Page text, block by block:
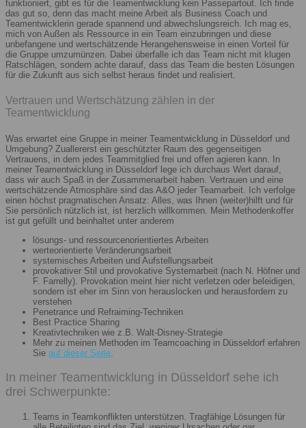
funktioniert, gibt es für die Teamentwicklung kein Passepartout. Ich finde
das gut so, denn das macht meine Arbeit als Business Coach und
Teamentwicklerin gerade spannend und abwechslungsreich. Ich mag es,
mich von Außen als Ressource in ein Team einzubringen und diese
unbefangene und wertschätzende Herangehensweise in einen Vorteil für
die Gruppe umzumünzen. Dabei überfalle ich das Team nicht mit klugen
Ratschlägen, sondern achte darauf, dass das Team die besten Lösungen
für die Zukunft aus sich selbst heraus findet und realisiert.
Vertrauen und Wertschätzung zählen in der
Teamentwicklung
Was erwartet eine Gruppe in meiner Teamentwicklung in Düsseldorf und
Umgebung? Zuallererst ein geschützter Raum des gegenseitigen
Vertrauens, in dem jedes Teammitglied frei und offen agieren kann. In
meiner Teamentwicklung in Düsseldorf lege ich durchaus Wert darauf,
dass wir auch Spaß in der Zusammenarbeit haben. Vertrauen und eine
wertschätzende Atmosphäre sind das A&O jeder Teamarbeit. Ich verfolge
einen höchst pragmatischen Ansatz: Alles, was Ihnen (weiter)hilft und für
Sie persönlich nützlich ist, ist herzlich willkommen. Mein Methodenkoffer
ist gut gefüllt und beinhaltet unter anderem
lösungs- und ressourcenorientiertes Arbeiten
werteorientierte Veränderungsarbeit
systemisches Arbeiten und Aufstellungsarbeit
provokativer Stil und provokative Systemarbeit (nach N. Höfner und
F. Farrelly). Provokation meint hier nicht verletzen oder beleidigen,
sondern ist eher im Sinn von herauslocken und herausfordern zu
verstehen
Penetrance und Refraiming-Techniken
Best Practice Sharing
Kreativtechniken wie z.B. Walt-Disney-Strategie
Mehr zu meinen Methoden im Teamcoaching in Düsseldorf erfahren
Sie auf dieser Seite.
In meiner Teamentwicklung in Düsseldorf sehe ich
drei Schwerpunkte:
Teams in Teamkonflikten unterstützen. Tragfähige Lösungen für